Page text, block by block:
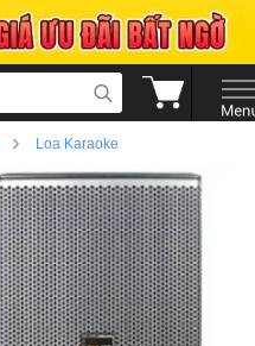
› Loa Karaoke